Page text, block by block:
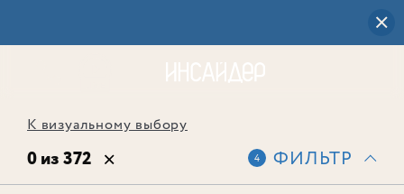
К визуальному выбору
0 из 372 4 ФИЛЬТР